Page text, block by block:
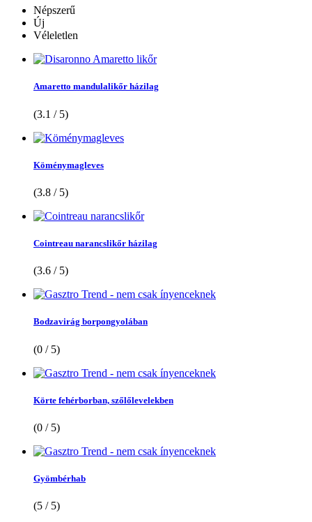
Népszerű
Új
Véleletlen
Amaretto mandulalikőr házilag
(3.1 / 5)
Köménymagleves
(3.8 / 5)
Cointreau narancslikőr házilag
(3.6 / 5)
Bodzavirág borpongyolában
(0 / 5)
Körte fehérborban, szőlőlevelekben
(0 / 5)
Gyömbérhab
(5 / 5)